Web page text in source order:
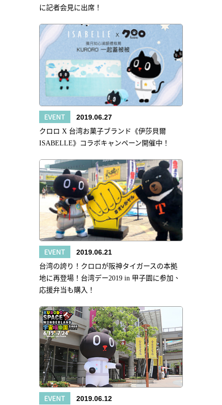
に記者会見に出席！
EVENT 2019.06.27
クロロ X 台湾お菓子ブランド《伊莎貝爾
ISABELLE》コラボキャンペーン開催中！
EVENT 2019.06.21
台湾の誇り！クロロが阪神タイガースの本拠
地に再登場！台湾デー2019 in 甲子園に参加、
応援弁当も購入！
EVENT 2019.06.12